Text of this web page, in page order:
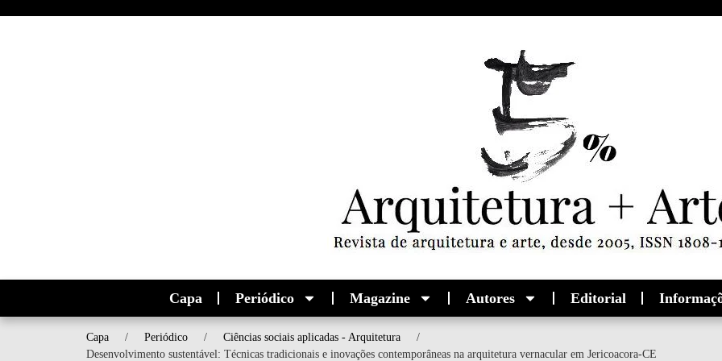
Capa Periódico Magazine Autores Editorial
Capa / Periódico / Ciências sociais aplicadas - Arquitetura
/
Desenvolvimento sustentável: Técnicas tradicionais e inovações contemporâneas na arquitetura vernacular em Jericoacora-CE